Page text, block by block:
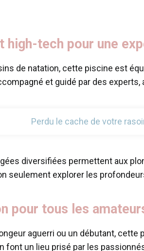
high-tech pour une
de natation, cette piscine est
et guidé par des
Perdu le cache de votre
diversifiées permettent aux
seulement explorer les
pour tous les
aguerri ou un débutant,
font un lieu prisé par les